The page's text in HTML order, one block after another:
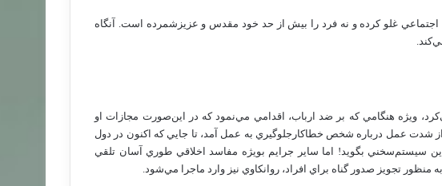
اجتماعي‌ غلو كرده‌ و نه‌ فرد را بيش‌ از حد خود مقدس‌ و عزيزشمرده‌ است‌. آنگاه‌
ويژه‌ هنگامي‌ كه‌ بر ضد ارباب‌، اقدامي‌ مي‌نمود كه‌ در اين‌صورت‌ مجازات‌ او
شدت‌ عمل‌ درباره‌ شخص‌ خطاكارجلوگيري‌ به‌ عمل‌ آمد، تا جايي‌ كه‌ اكنون‌ در دول‌
سيستم‌سخني‌ بگويد! اما ساير جرايم‌ بويژه‌ مفاسد اخلاقي‌ طوري‌ آسان‌ تلقي‌
تجويز صدور گناه‌ براي‌ افراد، روانكاوي‌ نيز وارد ماجرا مي‌شود.